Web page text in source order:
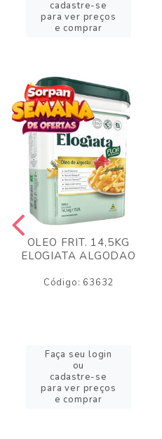
cadastre-se
para ver preços
e comprar
OLEO FRIT. 14,5KG
ELOGIATA ALGODAO
Código: 63632
Faça seu login
ou
cadastre-se
para ver preços
e comprar